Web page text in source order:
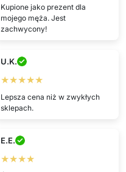
Kupione jako prezent dla
mojego męża. Jest
zachwycony!
U.K.
★★★★★
Lepsza cena niż w zwykłych
sklepach.
E.E.
★★★★